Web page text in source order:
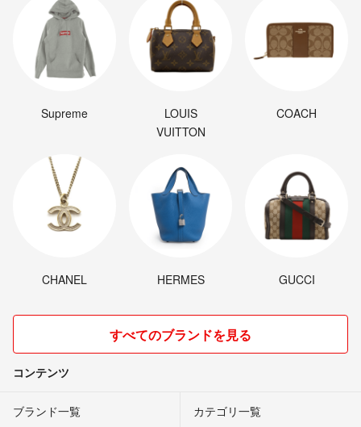
Supreme
LOUIS
VUITTON
COACH
CHANEL HERMES GUCCI
すべてのブランドを見る
コンテンツ
ブランド一覧 カテゴリ一覧